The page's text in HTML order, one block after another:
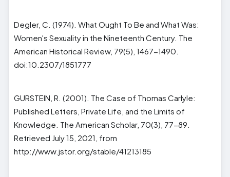
Degler, C. (1974). What Ought To Be and What Was:
Women's Sexuality in the Nineteenth Century. The
American Historical Review, 79(5), 1467-1490.
doi:10.2307/1851777
GURSTEIN, R. (2001). The Case of Thomas Carlyle:
Published Letters, Private Life, and the Limits of
Knowledge. The American Scholar, 70(3), 77-89.
Retrieved July 15, 2021, from
http://www.jstor.org/stable/41213185